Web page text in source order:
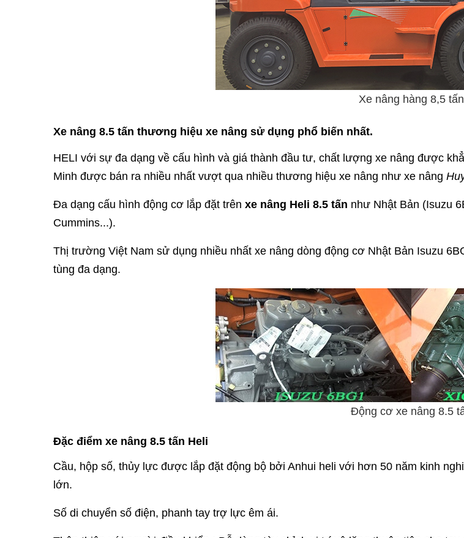
Xe nâng hàng 8,5 tấn
Xe nâng 8.5 tấn thương hiệu xe nâng sử dụng phổ biến nhất.
HELI với sự đa dạng về cấu hình và giá thành đầu tư, chất lượng xe nâng được
Minh được bán ra nhiều nhất vượt qua nhiều thương hiệu xe nâng như xe nâng
Đa dạng cấu hình động cơ lắp đặt trên xe nâng Heli 8.5 tấn như Nhật Bản (Isuzu
Cummins...).
Thị trường Việt Nam sử dụng nhiều nhất xe nâng dòng động cơ Nhật Bản Isuzu
tùng đa dạng.
Động cơ xe nâng 8.5
Đặc điểm xe nâng 8.5 tấn Heli
Cầu, hộp số, thủy lực được lắp đặt động bộ bởi Anhui heli với hơn 50 năm kinh
lớn.
Số di chuyển số điện, phanh tay trợ lực êm ái.